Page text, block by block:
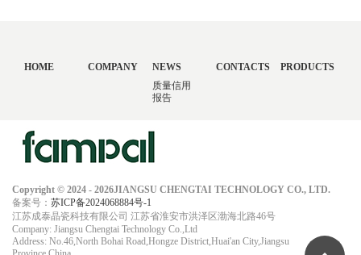
HOME COMPANY
NEWS
质量信用
报告
CONTACTS PRODUCTS
Copyright © 2024 - 2026JIANGSU CHENGTAI TECHNOLOGY CO., LTD.
备案号： 苏ICP备2024068884号-1
江苏成泰晶瓷科技有限公司 江苏省淮安市洪泽区渤海北路46号
Company: Jiangsu Chengtai Technology Co.,Ltd
Address: No.46,North Bohai Road,Hongze District,Huai'an City,Jiangsu